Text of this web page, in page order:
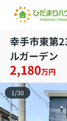
幸手市東第
ルガーデン
2,180万円
1 /30